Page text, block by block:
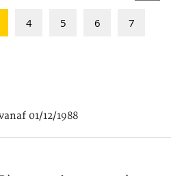
4 5 6
7
01/12/1988